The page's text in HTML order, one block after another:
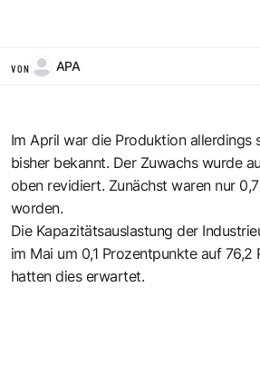
VON APA
Im April war die Produktion allerdings
bisher bekannt. Der Zuwachs wurde
oben revidiert. Zunächst waren nur
worden.
Die Kapazitätsauslastung der
im Mai um 0,1 Prozentpunkte auf
hatten dies erwartet.